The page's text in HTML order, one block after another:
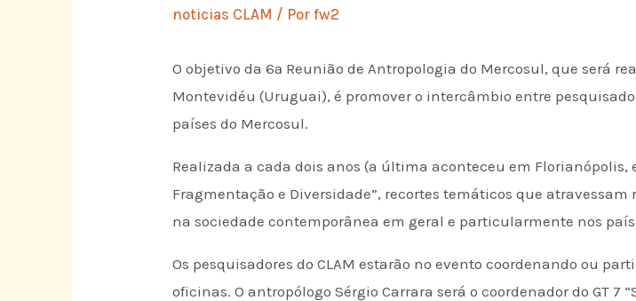
noticias CLAM / Porfw2
O objetivo da 6ª Reunião de Antropologia do Mercosul, que será
Montevidéu (Uruguai), é promover o intercâmbio entre
países do Mercosul.
Realizada a cada dois anos (a última aconteceu em
Fragmentação e Diversidade”, recortes temáticos que
na sociedade contemporânea em geral e particularmente nos
Os pesquisadores do CLAM estarão no evento coordenando ou
oficinas. O antropólogo Sérgio Carrara será o coordenador do GT